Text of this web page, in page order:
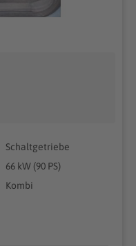
Schaltgetriebe
66 kW (90 PS)
Kombi